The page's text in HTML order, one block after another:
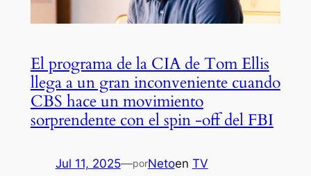
El programa de la CIA de Tom Ellis
llega a un gran inconveniente cuando
CBS hace un movimiento
sorprendente con el spin -off del FBI
Jul 11, 2025—porNetoen TV